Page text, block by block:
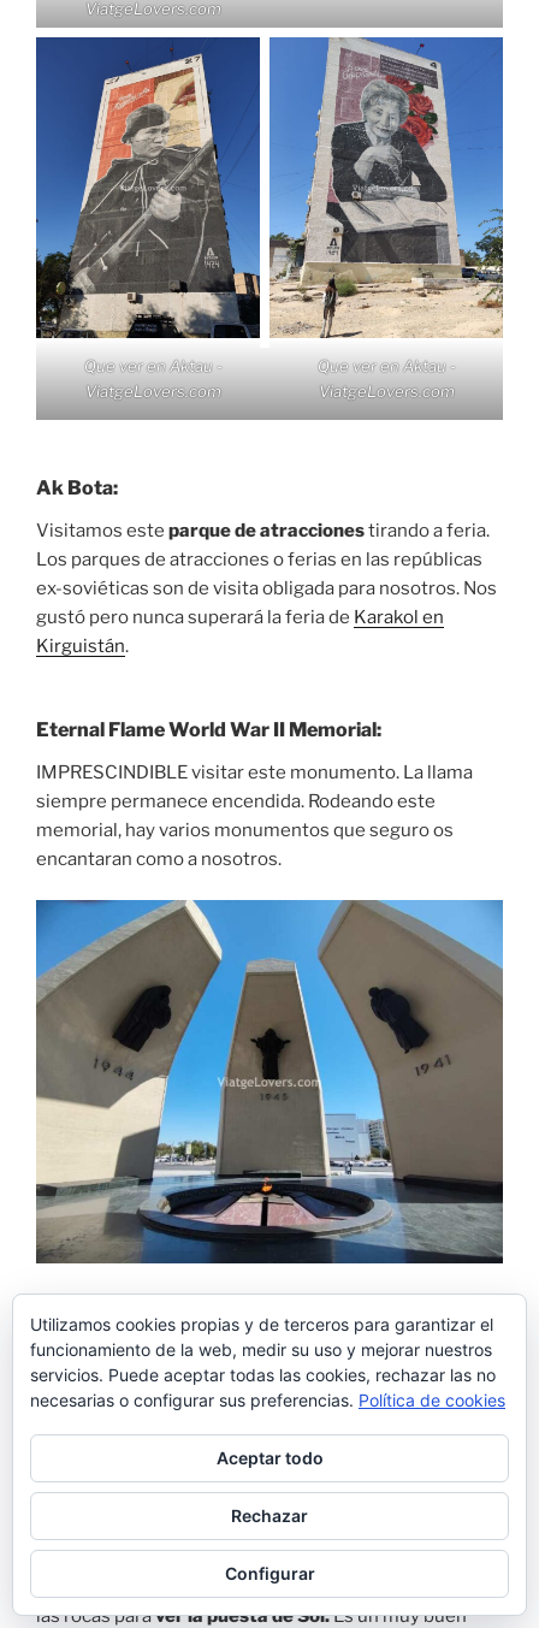
ViatgeLovers.com
Que ver en Aktau -
ViatgeLovers.com
Que ver en Aktau -
ViatgeLovers.com
Ak Bota:
Visitamos este parque de atraccionestirando a feria.
Los parques de atracciones o ferias en las repúblicas
ex-soviéticas son de visita obligada para nosotros. Nos
gustó pero nunca superará la feria de Karakol en
Kirguistán.
Eternal Flame World War II Memorial:
IMPRESCINDIBLE visitar este monumento. La llama
siempre permanece encendida. Rodeando este
memorial, hay varios monumentos que seguro os
encantaran como a nosotros.
Beket-Ata:
La mezquita principal deAktau.
Anfiteatro y paseo marítimo:
Como hemos repetido mil veces, no tiene el nombre
de paseo marítimo pero este recorrido es obligatorio,
nosotros llegamos hasta donde hay un anfiteatro para
eventos y un poquito más arriba nos adentramos entre
las rocas paraver la puesta de Sol.Es un muy buen
Utilizamos cookies propias y de terceros para garantizar el
funcionamiento de la web, medir su uso y mejorar nuestros
servicios. Puede aceptar todas las cookies, rechazar las no
necesarias o configurar sus preferencias. Política de cookies
Aceptar todo
Rechazar
Configurar